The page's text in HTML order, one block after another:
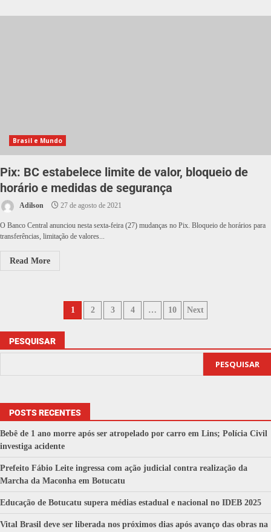
Brasil e Mundo
Pix: BC estabelece limite de valor, bloqueio de
horário e medidas de segurança
Adilson 27 de agosto de 2021
O Banco Central anunciou nesta sexta-feira (27) mudanças no Pix. Bloqueio de horários para
transferências, limitação de valores...
Read More
1 2 3 4 … 10 Next
PESQUISAR
PESQUISAR
POSTS RECENTES
Bebê de 1 ano morre após ser atropelado por carro em Lins; Polícia Civil
investiga acidente
Prefeito Fábio Leite ingressa com ação judicial contra realização da
Marcha da Maconha em Botucatu
Educação de Botucatu supera médias estadual e nacional no IDEB 2025
Vital Brasil deve ser liberada nos próximos dias após avanço das obras na